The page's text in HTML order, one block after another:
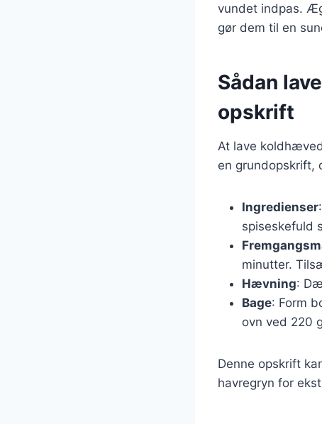
vundet indpas.
gør dem til en
Sådan
opskrift
At lave
en grundopskrift,
Ingredienser
spiseskefuld
minutter.
Hævning:
Bage: Form
ovn ved 220
Denne opskrift
havregryn for